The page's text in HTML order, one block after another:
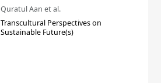
Quratul Aan et al.
Transcultural Perspectives on
Sustainable Future(s)